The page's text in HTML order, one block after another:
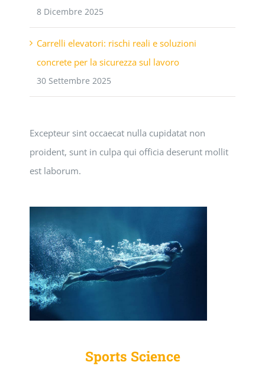
8 Dicembre 2025
Carrelli elevatori: rischi reali e soluzioni
concrete per la sicurezza sul lavoro
30 Settembre 2025
Excepteur sint occaecat nulla cupidatat non
proident, sunt in culpa qui officia deserunt mollit
est laborum.
Sports Science